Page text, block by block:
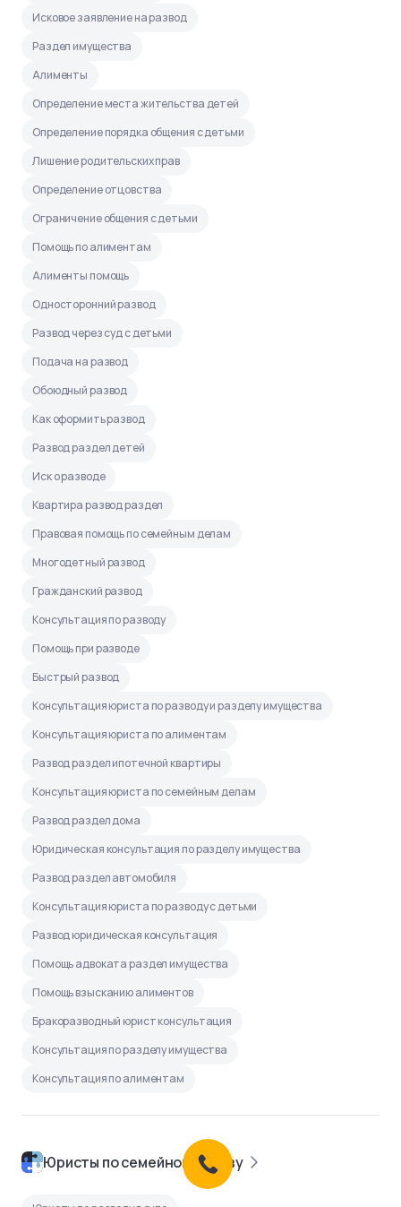
Исковое заявление на развод
Раздел имущества
Алименты
Определение места жительства детей
Определение порядка общения с детьми
Лишение родительских прав
Определение отцовства
Ограничение общения с детьми
Помощь по алиментам
Алименты помощь
Односторонний развод
Развод через суд с детьми
Подача на развод
Обоюдный развод
Как оформить развод
Развод раздел детей
Иск о разводе
Квартира развод раздел
Правовая помощь по семейным делам
Многодетный развод
Гражданский развод
Консультация по разводу
Помощь при разводе
Быстрый развод
Консультация юриста по разводу и разделу имущества
Консультация юриста по алиментам
Развод раздел ипотечной квартиры
Консультация юриста по семейным делам
Развод раздел дома
Юридическая консультация по разделу имущества
Развод раздел автомобиля
Консультация юриста по разводу с детьми
Развод юридическая консультация
Помощь адвоката раздел имущества
Помощь взысканию алиментов
Бракоразводный юрист консультация
Консультация по разделу имущества
Консультация по алиментам
Юристы по семейному праву